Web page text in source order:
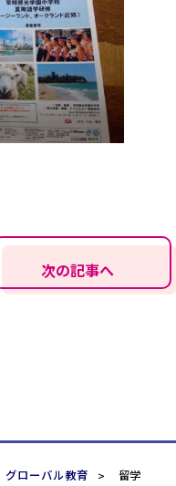
次の記事へ
グローバル教育
留学